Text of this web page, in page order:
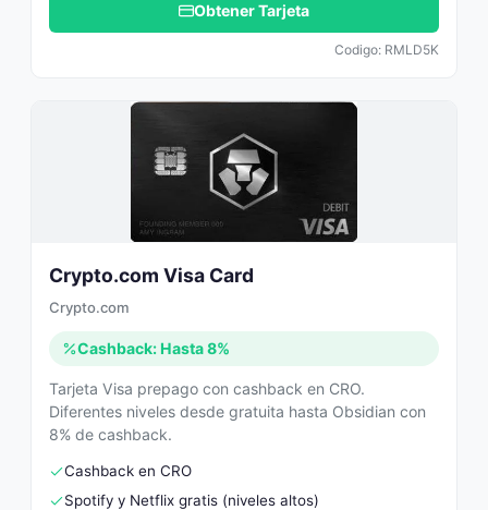
Obtener Tarjeta
Codigo: RMLD5K
Crypto.com Visa Card
Crypto.com
Cashback: Hasta 8%
Tarjeta Visa prepago con cashback en CRO.
Diferentes niveles desde gratuita hasta Obsidian con
8% de cashback.
Cashback en CRO
Spotify y Netflix gratis (niveles altos)